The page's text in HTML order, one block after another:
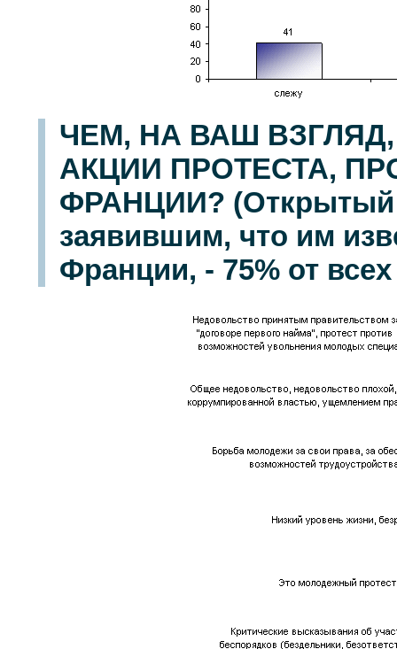
ЧЕМ, НА ВАШ
АКЦИИ ПРОТЕСТА,
ФРАНЦИИ? (Открытый
заявившим, что им
Франции, - 75% от